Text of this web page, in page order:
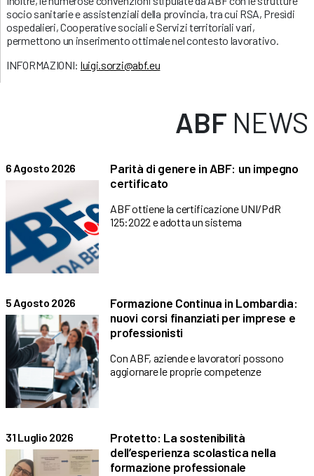
socio sanitarie e assistenziali della provincia, tra cui RSA, Presìdi
ospedalieri, Cooperative sociali e Servizi territoriali vari,
permettono un inserimento ottimale nel contesto lavorativo.
INFORMAZIONI: luigi.sorzi@abf.eu
ABF NEWS
6 Agosto 2026
Parità di genere in ABF: un impegno
certificato
ABF ottiene la certificazione UNI/PdR
125:2022 e adotta un sistema
5 Agosto 2026
Formazione Continua in Lombardia:
nuovi corsi finanziati per imprese e
professionisti
Con ABF, aziende e lavoratori possono
aggiornare le proprie competenze
31 Luglio 2026
Protetto: La sostenibilità
dell’esperienza scolastica nella
formazione professionale